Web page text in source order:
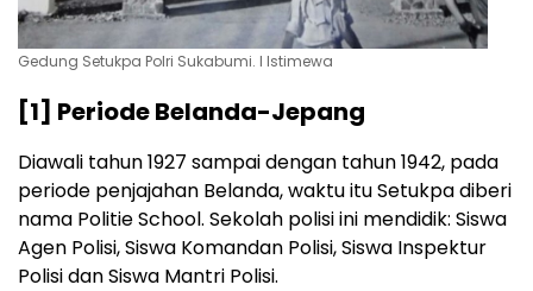
Gedung Setukpa Polri Sukabumi. l Istimewa
[1] Periode Belanda-Jepang
Diawali tahun 1927 sampai dengan tahun 1942, pada
periode penjajahan Belanda, waktu itu Setukpa diberi
nama Politie School. Sekolah polisi ini mendidik: Siswa
Agen Polisi, Siswa Komandan Polisi, Siswa Inspektur
Polisi dan Siswa Mantri Polisi.